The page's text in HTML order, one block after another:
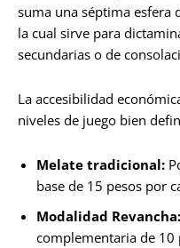
suma una séptima esfera
la cual sirve para
secundarias o de
La accesibilidad
niveles de juego bien
Melate tradicional:
base de 15 pesos por
Modalidad Revancha:
complementaria de 10